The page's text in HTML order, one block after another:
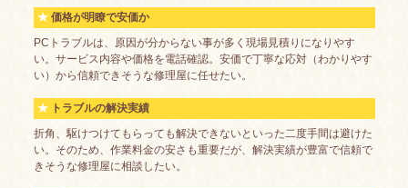
価格が明瞭で安価か
PCトラブルは、原因が分からない事が多く現場見積りになりやす
い。サービス内容や価格を電話確認。安価で丁寧な応対（わかりやす
い）から信頼できそうな修理屋に任せたい。
トラブルの解決実績
折角、駆けつけてもらっても解決できないといった二度手間は避けた
い。そのため、作業料金の安さも重要だが、解決実績が豊富で信頼で
きそうな修理屋に相談したい。